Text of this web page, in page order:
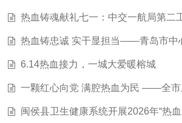
热血铸魂献礼七一：中交一航局第
热血铸忠诚 实干显担当——青岛市中
6.14热血接力，一城大爱暖榕城
一颗红心向党 满腔热血为民 ——全
闽侯县卫生健康系统开展2026年“热